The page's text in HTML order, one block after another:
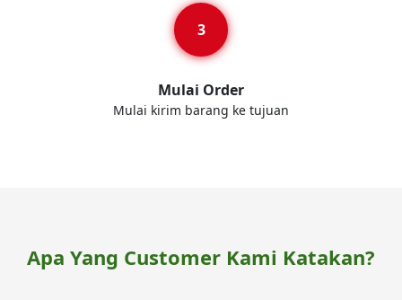
Mulai Order
Mulai kirim barang ke tujuan
Apa Yang Customer Kami Katakan?